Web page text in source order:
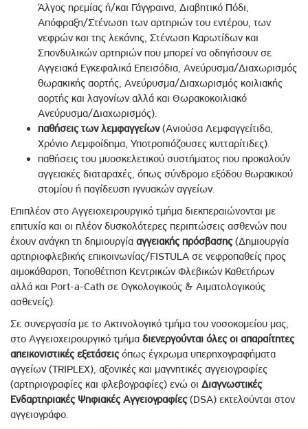
Άλγος ηρεμίας ή/και Γάγγραινα, Διαβητικό Πόδι,
Απόφραξη/Στένωση των αρτηριών του εντέρου, των
νεφρών και της λεκάνης, Στένωση Καρωτίδων και
Σπονδυλικών αρτηριών που μπορεί να οδηγήσουν σε
Αγγειακά Εγκεφαλικά Επεισόδια, Ανεύρυσμα/Διαχωρισμός
θωρακικής αορτής, Ανεύρυσμα/Διαχωρισμός κοιλιακής
αορτής και λαγονίων αλλά και Θωρακοκοιλιακό
Ανεύρυσμα/Διαχωρισμός).
παθήσεις των λεμφαγγείων(Ανιούσα Λεμφαγγείτιδα,
Χρόνιο Λεμφοίδημα, Υποτροπιάζουσες κυτταρίτιδες).
παθήσεις του μυοσκελετικού συστήματος που προκαλούν
αγγειακές διαταραχές, όπως σύνδρομο εξόδου θωρακικού
στομίου ή παγίδευση ιγνυακών αγγείων.
Επιπλέον στο Αγγειοχειρουργικό τμήμα διεκπεραιώνονται με
επιτυχία και οι πλέον δυσκολότερες περιπτώσεις ασθενών που
έχουν ανάγκη τη δημιουργία αγγειακής πρόσβασης(Δημιουργία
αρτηριοφλεβικής επικοινωνίας/FISTULA σε νεφροπαθείς προς
αιμοκάθαρση, Τοποθέτηση Κεντρικών Φλεβικών Καθετήρων
αλλά και Port-a-Cath σε Ογκολογικούς & Αιματολογικούς
ασθενείς).
Σε συνεργασία με το Ακτινολογικό τμήμα του νοσοκομείου μας,
στο Αγγειοχειρουργικό τμήμα διενεργούνται όλες οι απαραίτητες
απεικονιστικές εξετάσειςόπως έγχρωμα υπερηχογραφήματα
αγγείων (TRIPLEX), αξονικές και μαγνητικές αγγειογραφίες
(αρτηριογραφίες και φλεβογραφίες) ενώ οι Διαγνωστικές
Ενδαρτηριακές Ψηφιακές Αγγειογραφίες(DSA) εκτελούνται στον
αγγειογράφο.